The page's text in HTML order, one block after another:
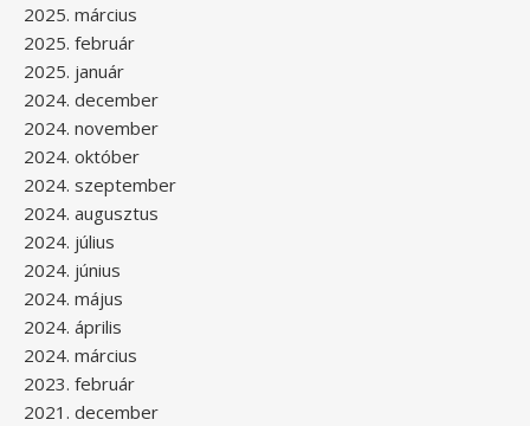
2025. március
2025. február
2025. január
2024. december
2024. november
2024. október
2024. szeptember
2024. augusztus
2024. július
2024. június
2024. május
2024. április
2024. március
2023. február
2021. december